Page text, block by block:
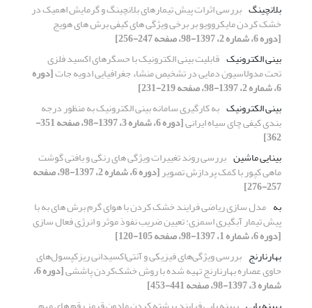
بلانچینگ بررسی اثرات پیش تیمارهای بلانچینگ و گرمایش اهمیک در
خشک کردن مایکروویو بر برخی ویژگی های کیفی برش های هویج
[دوره 6، شماره 2، 1397-98، صفحه 247-256]
بینی الکترونیک قابلیت بینی الکترونیک با حسگرهای اکسید فلزی
تحت مدولاسیون دمایی در تشخیص منشاء جغرافیایی ادویه جات[دوره
6، شماره 2، 1397-98، صفحه 219-231]
بینی الکترونیک به کارگیری سامانه بینی الکترونیک به منظور درجه
بندی کیفی چای سیاه ایرانی [دوره 6، شماره 3، 1397-98، صفحه 351-
362]
بینایی ماشین بررسی روند تغییرات ویژگی های رنگی و بافتی گوشت
ماهی کپور با کمک پردازش تصویر [دوره 6، شماره 2، 1397-98، صفحه
257-276]
به مدل‏ سازی ریاضی فرایند خشک ‏کردن با هوای گرم برش ‏های به با
پیش‏ تیمار آبگیری اسمزی: تعیین ضریب نفوذ موثر و انرژی فعال‏ سازی
[دوره 6، شماره 1، 1397-98، صفحه 105-120]
بهارنارنج بررسی ویژگی‌های فیزیکی و آنتی‌اکسیدانی ریزکپسول‌های
حاوی عصاره بهارنارنج تهیه شده با روش خشک‌کردن پاششی [دوره 6،
شماره 3، 1397-98، صفحه 441-453]